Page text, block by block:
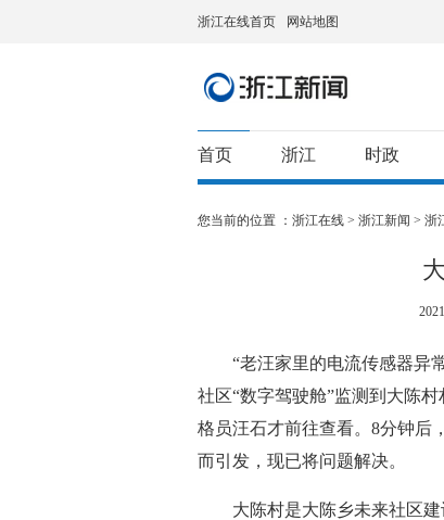
浙江在线首页 网站地图
首页 浙江 时政
您当前的位置 ： 浙江在线 > 浙江新闻 > 浙
“老汪家里的电流传感器异常
社区“数字驾驶舱”监测到大陈
格员汪石才前往查看。8分钟后
而引发，现已将问题解决。
大陈村是大陈乡未来社区建